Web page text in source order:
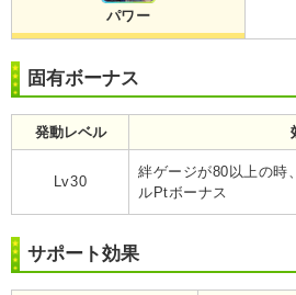
パワー
固有ボーナス
発動レベル
Lv30
絆ゲージが80以上の時
ルPtボーナス
サポート効果